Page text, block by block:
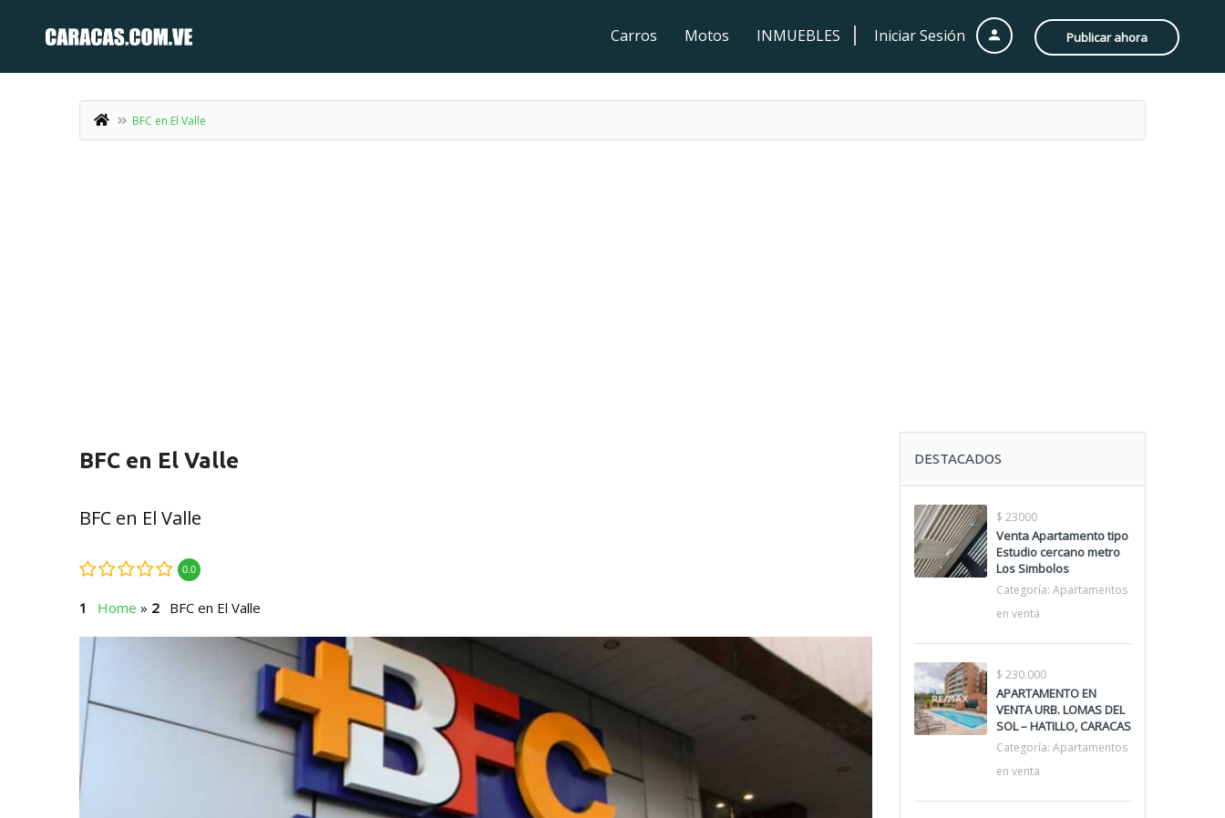
Iniciar Sesión Publicar ahora
Carros Motos INMUEBLES
BFC en El Valle
BFC en El Valle
BFC en El Valle
0.0
Home » BFC en El Valle
DESTACADOS
$ 23000
Venta Apartamento tipo
Estudio cercano metro
Los Simbolos
Categoría: Apartamentos
en venta
$ 230.000
APARTAMENTO EN
VENTA URB. LOMAS DEL
SOL – HATILLO, CARACAS
Categoría: Apartamentos
en venta